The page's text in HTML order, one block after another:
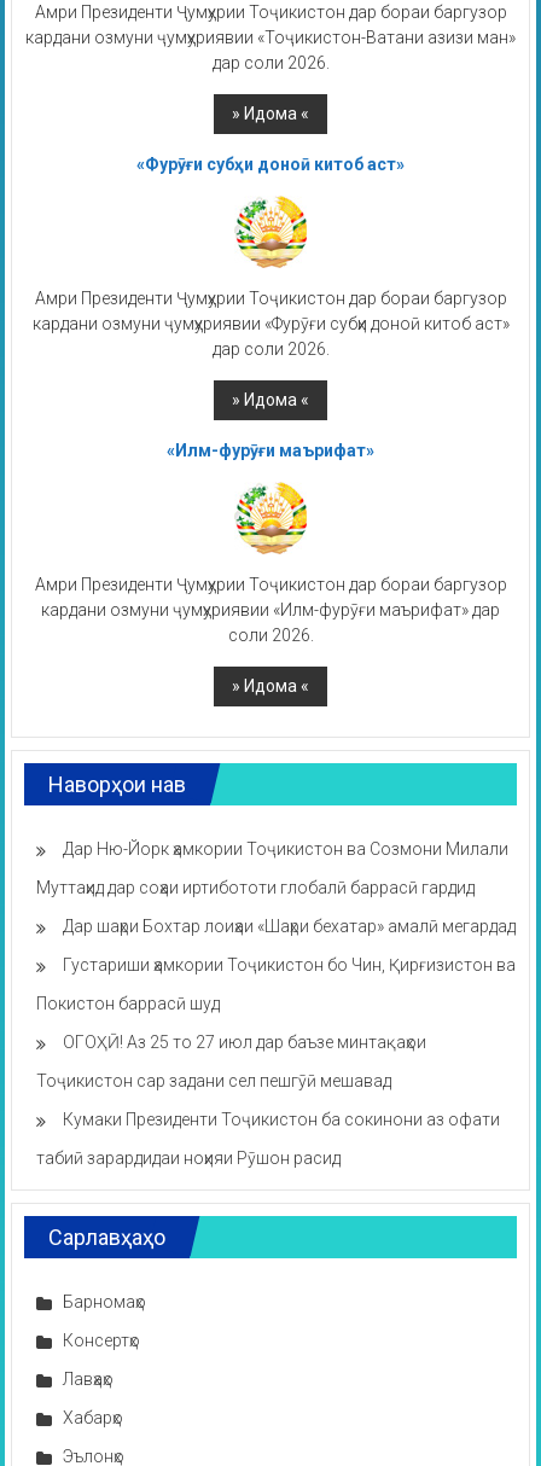
Амри Президенти Ҷумҳурии Тоҷикистон дар бораи баргузор
кардани озмуни ҷумҳуриявии «Тоҷикистон-Ватани азизи ман»
дар соли 2026.
«Фурӯғи субҳи доноӣ китоб аст»
Амри Президенти Ҷумҳурии Тоҷикистон дар бораи баргузор
кардани озмуни ҷумҳуриявии «Фурӯғи субҳи доноӣ китоб аст»
дар соли 2026.
«Илм-фурӯғи маърифат»
Амри Президенти Ҷумҳурии Тоҷикистон дар бораи баргузор
кардани озмуни ҷумҳуриявии «Илм-фурӯғи маърифат» дар
соли 2026.
Наворҳои нав
Дар Ню-Йорк ҳамкории Тоҷикистон ва Созмони Милали
Муттаҳид дар соҳаи иртибототи глобалӣ баррасӣ гардид
Дар шаҳри Бохтар лоиҳаи «Шаҳри бехатар» амалӣ мегардад
Густариши ҳамкории Тоҷикистон бо Чин, Қирғизистон ва
Покистон баррасӣ шуд
ОГОҲӢ! Аз 25 то 27 июл дар баъзе минтақаҳои
Тоҷикистон сар задани сел пешгӯӣ мешавад
Кумаки Президенти Тоҷикистон ба сокинони аз офати
табиӣ зарардидаи ноҳияи Рӯшон расид
Сарлавҳаҳо
Барномаҳо
Консертҳо
Лавҳаҳо
Хабарҳо
Эълонҳо